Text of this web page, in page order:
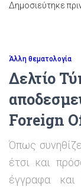
Δημοσιεύτηκε
Άλλη θεματολογία
Δελτίο
Foreign
Όπως
έτσι και
έγγραφα